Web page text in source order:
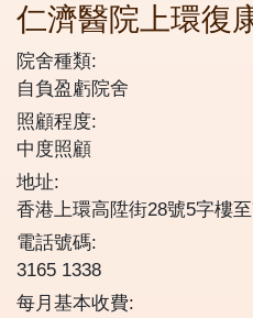
仁濟醫院上環復
院舍種類:
自負盈虧院舍
照顧程度:
中度照顧
地址:
香港上環高陞街28號5字樓
電話號碼:
3165 1338
每月基本收費: